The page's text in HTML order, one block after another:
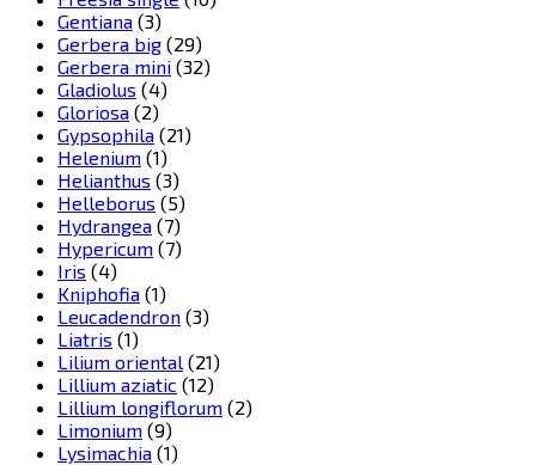
Gentiana (3)
Gerbera big (29)
Gerbera mini (32)
Gladiolus (4)
Gloriosa (2)
Gypsophila (21)
Helenium (1)
Helianthus (3)
Helleborus (5)
Hydrangea (7)
Hypericum (7)
Iris (4)
Kniphofia (1)
Leucadendron (3)
Liatris (1)
Lilium oriental (21)
Lillium aziatic (12)
Lillium longiflorum (2)
Limonium (9)
Lysimachia (1)